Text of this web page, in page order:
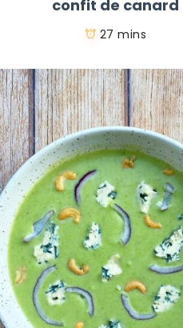
confit de canard
27 mins